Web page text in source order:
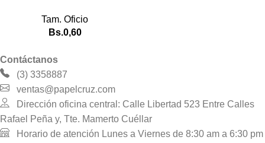
Tam. Oficio
Bs.0,60
Contáctanos
(3) 3358887
ventas@papelcruz.com
Dirección oficina central: Calle Libertad 523 Entre Calles
Rafael Peña y, Tte. Mamerto Cuéllar
Horario de atención Lunes a Viernes de 8:30 am a 6:30 pm